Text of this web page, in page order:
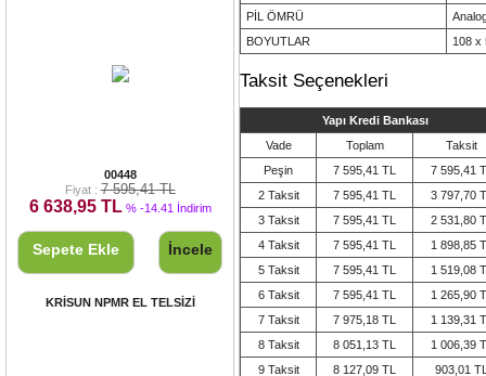
00448
Fiyat : 7 595,41 TL
6 638,95 TL% -14.41 İndirim
Sepete Ekle İncele
KRİSUN NPMR EL TELSİZİ
PİL ÖMRÜ
BOYUTLAR
108 x
Taksit Seçenekleri
Yapı Kredi Bankası
Vade
Toplam
Taksit
Peşin
7 595,41 TL
7 595,41
2 Taksit
7 595,41 TL
3 797,70
3 Taksit
7 595,41 TL
2 531,80
4 Taksit
7 595,41 TL
1 898,85
5 Taksit
7 595,41 TL
1 519,08
6 Taksit
7 595,41 TL
1 265,90
7 Taksit
7 975,18 TL
1 139,31
8 Taksit
8 051,13 TL
1 006,39
9 Taksit
8 127,09 TL
903,01